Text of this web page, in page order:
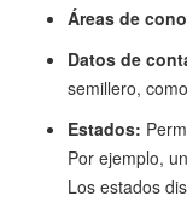
Áreas de
Datos de
semillero,
Estados:
Por ejemplo,
Los estados